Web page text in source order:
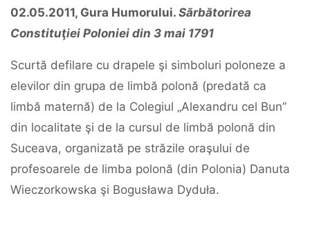
02.05.2011, Gura Humorului. Sărbătorirea
Constituţiei Poloniei din 3 mai 1791
Scurtă defilare cu drapele şi simboluri poloneze a
elevilor din grupa de limbă polonă (predată ca
limbă maternă) de la Colegiul „Alexandru cel Bun”
din localitate şi de la cursul de limbă polonă din
Suceava, organizată pe străzile oraşului de
profesoarele de limba polonă (din Polonia) Danuta
Wieczorkowska şi Bogusława Dyduła.